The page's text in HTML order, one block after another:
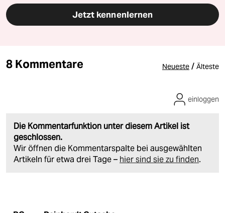
Jetzt kennenlernen
8 Kommentare Neueste / Älteste
Die Kommentarfunktion unter diesem Artikel ist
geschlossen.
Wir öffnen die Kommentarspalte bei ausgewählten
Artikeln für etwa drei Tage – hier sind sie zu finden.
einloggen